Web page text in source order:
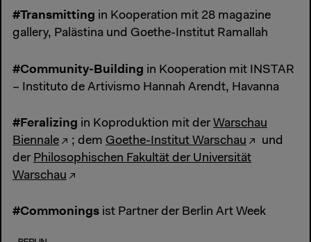
#Transmitting in Kooperation mit 28 magazine
gallery, Palästina und Goethe-Institut Ramallah
#Community-Building in Kooperation mit INSTAR
– Instituto de Artivismo Hannah Arendt, Havanna
#Feralizing in Koproduktion mit derWarschau
Biennale
; dem Goethe-Institut Warschau
und
der Philosophischen Fakultät der Universität
Warschau
#Commonings ist Partner der Berlin Art Week